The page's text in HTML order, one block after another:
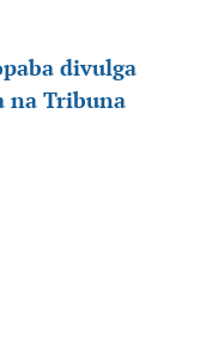
divulga
na Tribuna